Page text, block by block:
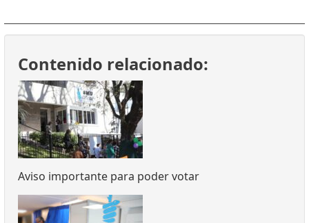
Contenido relacionado:
Aviso importante para poder votar